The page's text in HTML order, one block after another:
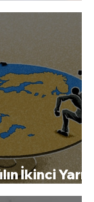
İkinci Yarısı
Geçecek